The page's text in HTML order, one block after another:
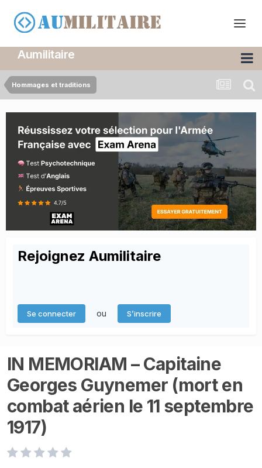
Aumilitaire
Hommages et traditions
Rejoignez Aumilitaire
Se connecter ou S’inscrire
IN MEMORIAM – Capitaine
Georges Guynemer (mort en
combat aérien le 11 septembre
1917)